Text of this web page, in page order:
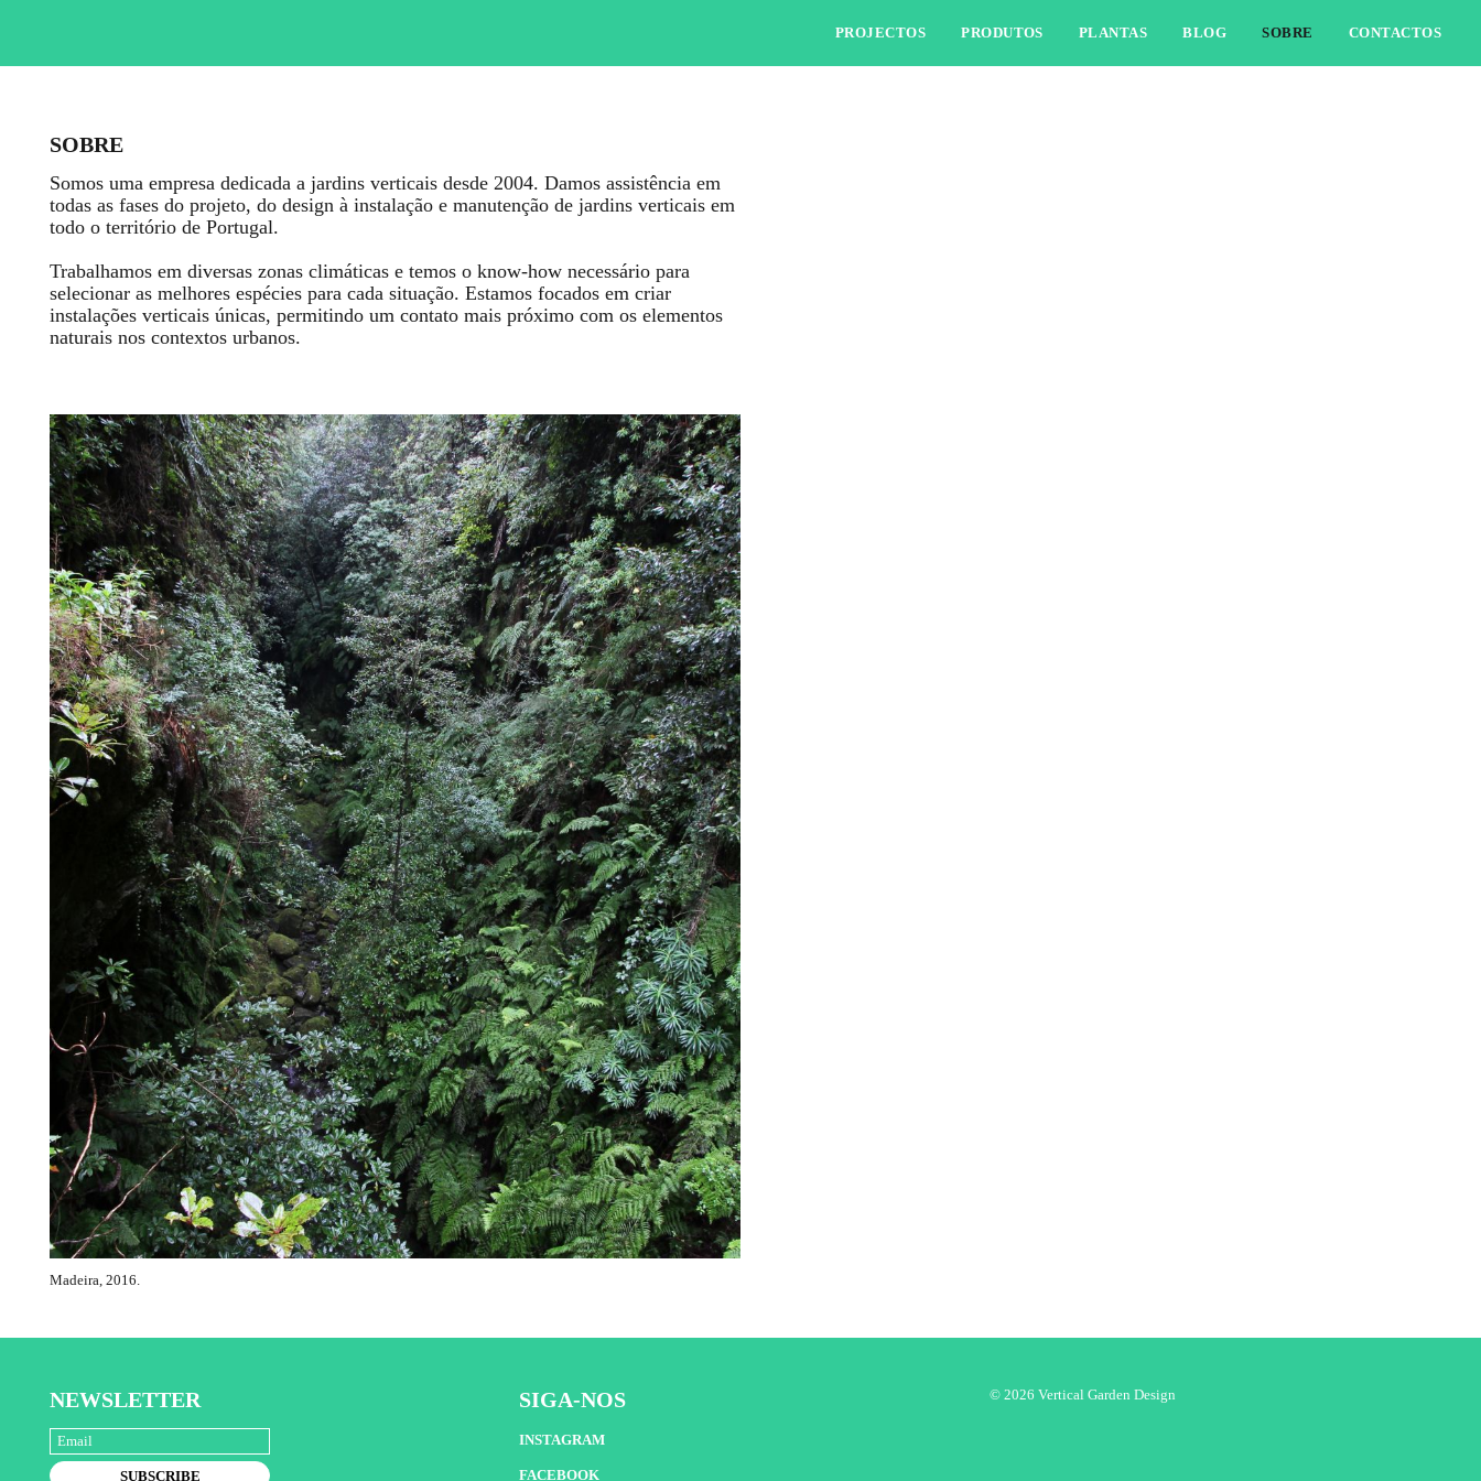
PROJECTOS PRODUTOS PLANTAS BLOG SOBRE CONTACTOS
SOBRE
Somos uma empresa dedicada a jardins verticais desde 2004. Damos assistência em
todas as fases do projeto, do design à instalação e manutenção de jardins verticais em
todo o território de Portugal.
Trabalhamos em diversas zonas climáticas e temos o know-how necessário para
selecionar as melhores espécies para cada situação. Estamos focados em criar
instalações verticais únicas, permitindo um contato mais próximo com os elementos
naturais nos contextos urbanos.
Madeira, 2016.
NEWSLETTER SIGA-NOS
INSTAGRAM
FACEBOOK
© 2026 Vertical Garden Design